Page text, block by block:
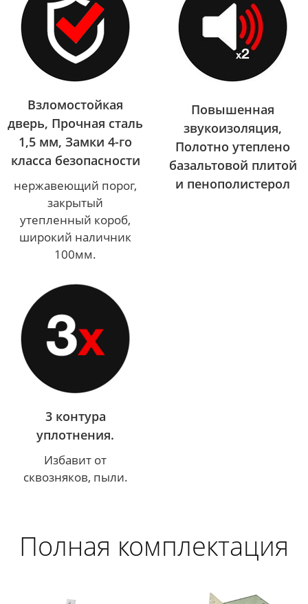
Взломостойкая
дверь, Прочная сталь
1,5 мм, Замки 4-го
класса безопасности
нержавеющий порог,
закрытый
утепленный короб,
широкий наличник
100мм.
Повышенная
звукоизоляция,
Полотно утеплено
базальтовой плитой
и пенополистерол
3 контура
уплотнения.
Избавит от
сквозняков, пыли.
Полная комплектация